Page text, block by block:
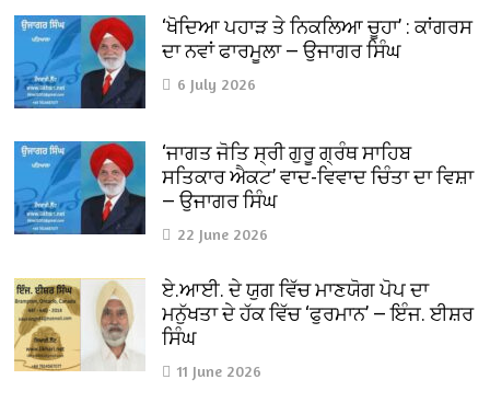
‘ਖੋਦਿਆ ਪਹਾੜ ਤੇ ਨਿਕਲਿਆ ਚੂਹਾ’ : ਕਾਂਗਰਸ
ਦਾ ਨਵਾਂ ਫਾਰਮੂਲਾ — ਉਜਾਗਰ ਸਿੰਘ
6 July 2026
‘ਜਾਗਤ ਜੋਤਿ ਸ੍ਰੀ ਗੁਰੂ ਗ੍ਰੰਥ ਸਾਹਿਬ
ਸਤਿਕਾਰ ਐਕਟ’ ਵਾਦ-ਵਿਵਾਦ ਚਿੰਤਾ ਦਾ ਵਿਸ਼ਾ
— ਉਜਾਗਰ ਸਿੰਘ
22 June 2026
ਏ.ਆਈ. ਦੇ ਯੁਗ ਵਿੱਚ ਮਾਣਯੋਗ ਪੋਪ ਦਾ
ਮਨੁੱਖਤਾ ਦੇ ਹੱਕ ਵਿੱਚ ‘ਫੁਰਮਾਨ’ — ਇੰਜ. ਈਸ਼ਰ
ਸਿੰਘ
11 June 2026